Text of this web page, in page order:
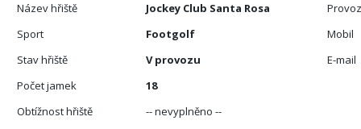
Název hřiště
Jockey Club Santa Rosa
Sport
Footgolf
Stav hřiště
V provozu
Počet jamek
18
Obtížnost hřiště
-- nevyplněno --
Mobil
E-mail